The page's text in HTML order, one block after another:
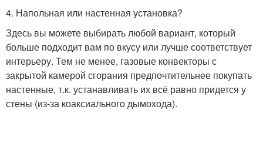
4. Напольная или настенная установка?
Здесь вы можете выбирать любой вариант, который
больше подходит вам по вкусу или лучше соответствует
интерьеру. Тем не менее, газовые конвекторы с
закрытой камерой сгорания предпочтительнее покупать
настенные, т.к. устанавливать их всё равно придется у
стены (из-за коаксиального дымохода).